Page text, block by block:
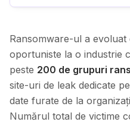
Ransomware-ul a
oportuniste la o industrie
peste 200 de grupuri
site-uri de leak dedicate
date furate de la
Numărul total de victime